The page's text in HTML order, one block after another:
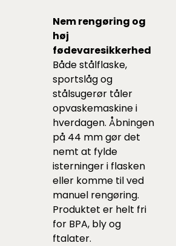
Nem rengøring og
høj
fødevaresikkerhed
Både stålflaske,
sportslåg og
stålsugerør tåler
opvaskemaskine i
hverdagen. Åbningen
på 44 mm gør det
nemt at fylde
isterninger i flasken
eller komme til ved
manuel rengøring.
Produktet er helt fri
for BPA, bly og
ftalater.